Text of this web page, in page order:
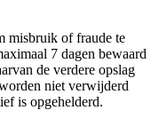
misbruik of fraude te
7 dagen bewaard
de verdere opslag
niet verwijderd
is opgehelderd.